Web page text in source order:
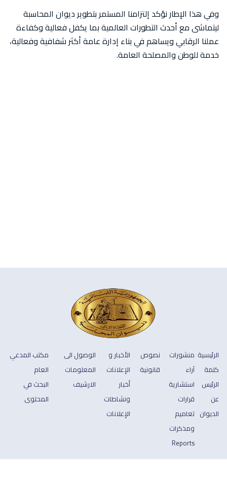
وفي هذا الإطار نؤكد إلتزامنا المستمر بتطوير ديوان المحاسبة
ليتماشى مع أحدث التطورات العالمية بما يكفل فعالية وكفاءة
عملنا الرقابي ويساهم في بناء إدارة عامة أكثر شفافية وفعالية،
خدمة للوطن والمصلحة العامة.
الرئيسية
كلمة
الرئيس
عن
الديوان
منشورات
آراء
استشارية
قرارات
تعاميم
ومذكرات
Reports
نصوص
قانونية
الأخبار و
الإعلانات
أخبار
ونشاطات
الإعلانات
الوصول الى
المعلومات
الارشيف
مكتب المدعي
العام
البحث في
المحتوى